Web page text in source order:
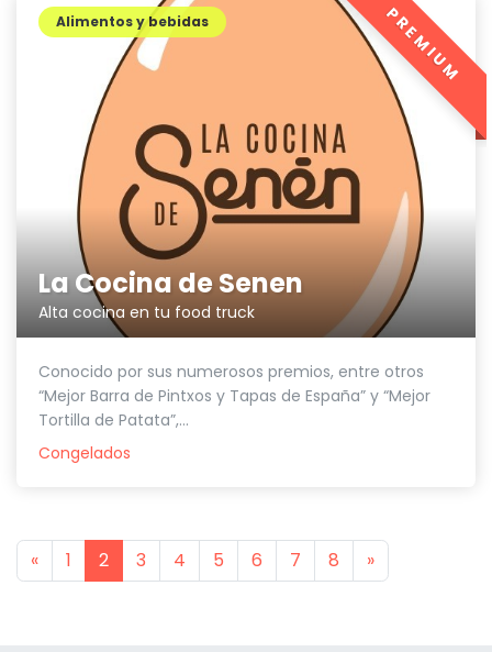
La Cocina de Senen
Alta cocina en tu food truck
Alimentos y bebidas
Conocido por sus numerosos premios, entre otros
“Mejor Barra de Pintxos y Tapas de España” y “Mejor
Tortilla de Patata”,...
Congelados
PREMIUM
«Previous
1 2 3 4 5 6 7 8 »Next